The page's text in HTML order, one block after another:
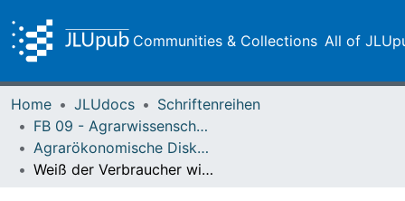
Communities & Collections All of
Home JLUdocs
Schriftenreihen
FB 09 - Agrarwissenschaften, Ökotrophologie und Umweltmanagement
Agrarökonomische Diskussionsbeiträge = Discussion papers in agricultural economics
Weiß der Verbraucher wirklich, welche Qualität er kauft? : Eine Studie zur Qualitätserwartung an Prüfzeichen